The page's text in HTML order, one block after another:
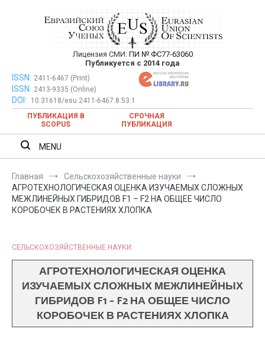
Евразийский Союз Ученых —
публикация научных статей в
ежемесячном научном журнале
Лицензия СМИ: ПИ № ФС77-63060
Публикуется с 2014 года
Евразийский Союз Ученых — публикация научных статей в
ежемесячном научном журнале
ISSN: 2411-6467 (Print)
ISSN: 2413-9335 (Online)
DOI:
10.31618/esu.2411-6467.8.53.1
ПУБЛИКАЦИЯ В
SCOPUS
СРОЧНАЯ
ПУБЛИКАЦИЯ
MENU
Главная
Сельскохозяйственные науки
АГРОТЕХНОЛОГИЧЕСКАЯ ОЦЕНКА ИЗУЧАЕМЫХ СЛОЖНЫХ
МЕЖЛИНЕЙНЫХ ГИБРИДОВ F1 – F2 НА ОБЩЕЕ ЧИСЛО
КОРОБОЧЕК В РАСТЕНИЯХ ХЛОПКА
СЕЛЬСКОХОЗЯЙСТВЕННЫЕ НАУКИ
АГРОТЕХНОЛОГИЧЕСКАЯ ОЦЕНКА
ИЗУЧАЕМЫХ СЛОЖНЫХ МЕЖЛИНЕЙНЫХ
ГИБРИДОВ F1 – F2 НА ОБЩЕЕ ЧИСЛО
КОРОБОЧЕК В РАСТЕНИЯХ ХЛОПКА